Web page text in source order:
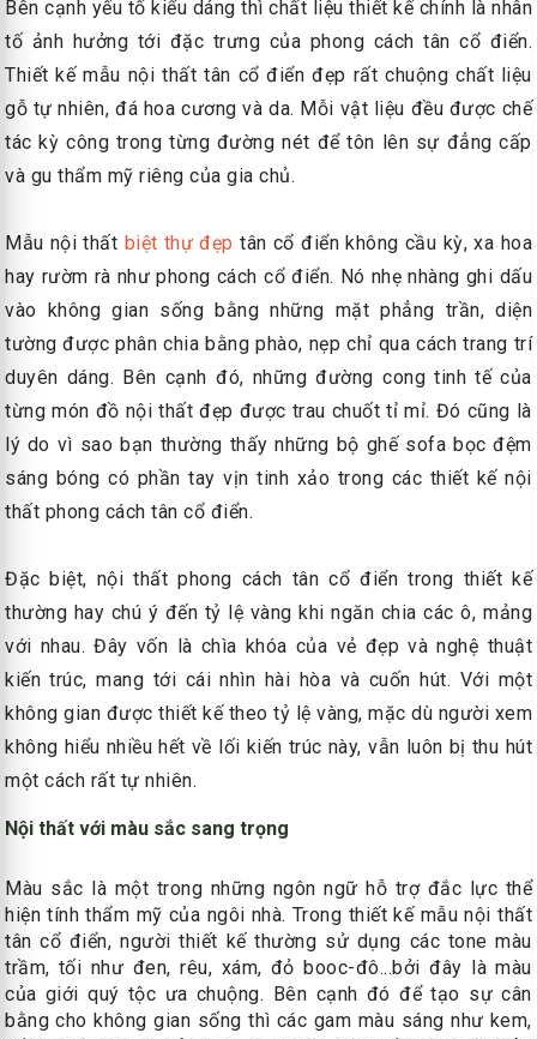
Bên cạnh yếu tố kiểu dáng thì chất liệu thiết kế chính là nhân
tố ảnh hưởng tới đặc trưng của phong cách tân cổ điển.
Thiết kế mẫu nội thất tân cổ điển đẹp rất chuộng chất liệu
gỗ tự nhiên, đá hoa cương và da. Mỗi vật liệu đều được chế
tác kỳ công trong từng đường nét để tôn lên sự đẳng cấp
và gu thẩm mỹ riêng của gia chủ.
Mẫu nội thất biệt thự đẹp tân cổ điển không cầu kỳ, xa hoa
hay rườm rà như phong cách cổ điển. Nó nhẹ nhàng ghi dấu
vào không gian sống bằng những mặt phẳng trần, diện
tường được phân chia bằng phào, nẹp chỉ qua cách trang trí
duyên dáng. Bên cạnh đó, những đường cong tinh tế của
từng món đồ nội thất đẹp được trau chuốt tỉ mỉ. Đó cũng là
lý do vì sao bạn thường thấy những bộ ghế sofa bọc đệm
sáng bóng có phần tay vịn tinh xảo trong các thiết kế nội
thất phong cách tân cổ điển.
Đặc biệt, nội thất phong cách tân cổ điển trong thiết kế
thường hay chú ý đến tỷ lệ vàng khi ngăn chia các ô, mảng
với nhau. Đây vốn là chìa khóa của vẻ đẹp và nghệ thuật
kiến trúc, mang tới cái nhìn hài hòa và cuốn hút. Với một
không gian được thiết kế theo tỷ lệ vàng, mặc dù người xem
không hiểu nhiều hết về lối kiến trúc này, vẫn luôn bị thu hút
một cách rất tự nhiên.
Nội thất với màu sắc sang trọng
Màu sắc là một trong những ngôn ngữ hỗ trợ đắc lực thể
hiện tính thẩm mỹ của ngôi nhà. Trong thiết kế mẫu nội thất
tân cổ điển, người thiết kế thường sử dụng các tone màu
trầm, tối như đen, rêu, xám, đỏ booc-đô...bởi đây là màu
của giới quý tộc ưa chuộng. Bên cạnh đó để tạo sự cân
bằng cho không gian sống thì các gam màu sáng như kem,